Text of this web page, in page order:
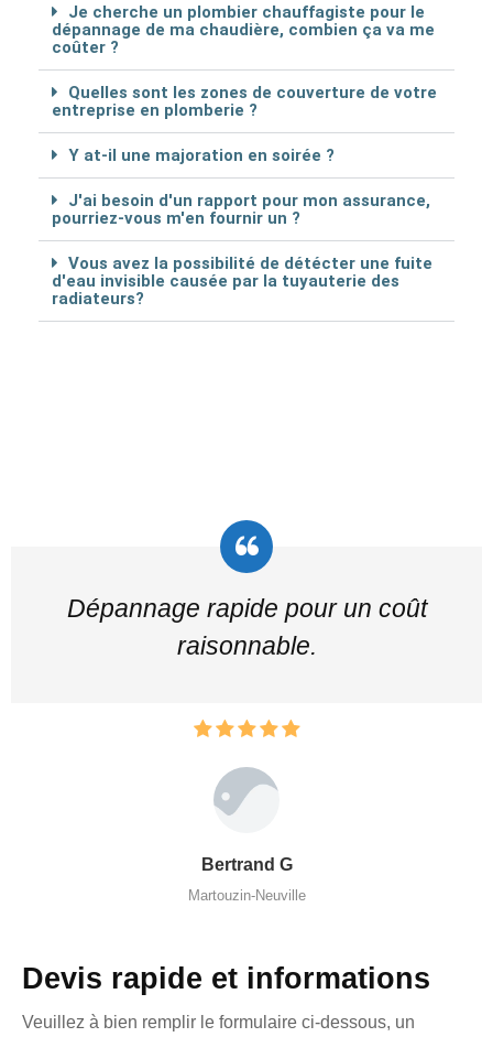
Je cherche un plombier chauffagiste pour le
dépannage de ma chaudière, combien ça va me
coûter ?
Quelles sont les zones de couverture de votre
entreprise en plomberie ?
Y at-il une majoration en soirée ?
J'ai besoin d'un rapport pour mon assurance,
pourriez-vous m'en fournir un ?
Vous avez la possibilité de détécter une fuite
d'eau invisible causée par la tuyauterie des
radiateurs?
Dépannage rapide pour un coût
raisonnable.
Bertrand G
Martouzin-Neuville
Devis rapide et informations
Veuillez à bien remplir le formulaire ci-dessous, un